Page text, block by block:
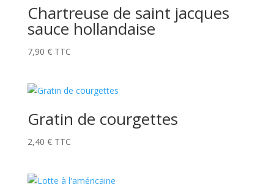
Chartreuse de saint jacques
sauce hollandaise
7,90 € TTC
Gratin de courgettes
2,40 € TTC